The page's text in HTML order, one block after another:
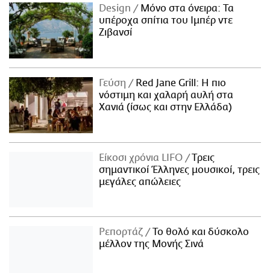
Design
Μόνο στα όνειρα: Τα
υπέροχα σπίτια του Ιμπέρ ντε
Ζιβανσί
Γεύση
Red Jane Grill: Η πιο
νόστιμη και χαλαρή αυλή στα
Χανιά (ίσως και στην Ελλάδα)
Είκοσι χρόνια LIFO
Tρεις
σημαντικοί Έλληνες μουσικοί, τρεις
μεγάλες απώλειες
Ρεπορτάζ
Το θολό και δύσκολο
μέλλον της Μονής Σινά